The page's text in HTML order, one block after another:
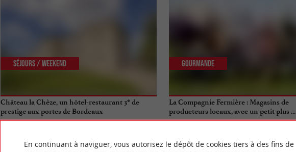
Château la Chèze, un hôtel-restaurant 3* de
prestige aux portes de Bordeaux
Séjours / Weekend
La Compagnie Fermière : Magasins de
producteurs locaux, avec un petit plus ...
Gourmande
En continuant à naviguer, vous autorisez le dépôt de cookies tiers à des fins de